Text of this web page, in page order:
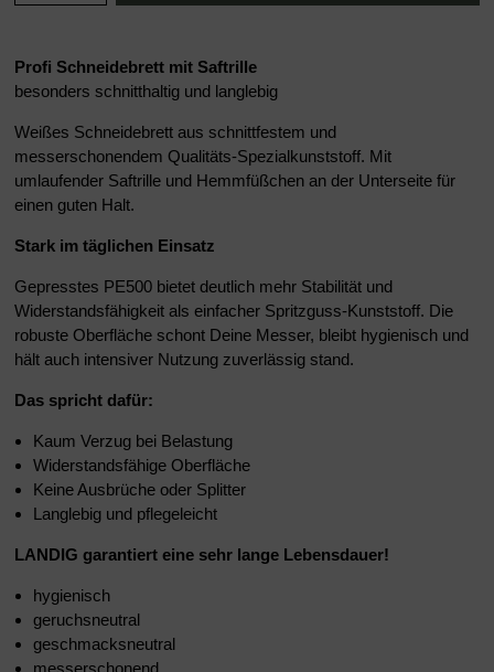
Profi Schneidebrett mit Saftrille
besonders schnitthaltig und langlebig
Weißes Schneidebrett aus schnittfestem und
messerschonendem Qualitäts-Spezialkunststoff. Mit
umlaufender Saftrille und Hemmfüßchen an der Unterseite für
einen guten Halt.
Stark im täglichen Einsatz
Gepresstes PE500 bietet deutlich mehr Stabilität und
Widerstandsfähigkeit als einfacher Spritzguss-Kunststoff. Die
robuste Oberfläche schont Deine Messer, bleibt hygienisch und
hält auch intensiver Nutzung zuverlässig stand.
Das spricht dafür:
Kaum Verzug bei Belastung
Widerstandsfähige Oberfläche
Keine Ausbrüche oder Splitter
Langlebig und pflegeleicht
LANDIG garantiert eine sehr lange Lebensdauer!
hygienisch
geruchsneutral
geschmacksneutral